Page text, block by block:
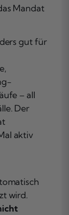
Mandat
gut für
– all
Der
aktiv
wird.